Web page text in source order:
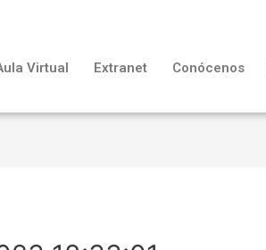
Virtual Extranet Conócenos